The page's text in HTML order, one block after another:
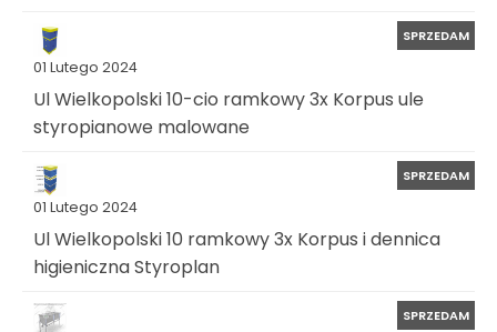
01 Lutego 2024
SPRZEDAM
Ul Wielkopolski 10-cio ramkowy 3x Korpus ule
styropianowe malowane
01 Lutego 2024
SPRZEDAM
Ul Wielkopolski 10 ramkowy 3x Korpus i dennica
higieniczna Styroplan
SPRZEDAM